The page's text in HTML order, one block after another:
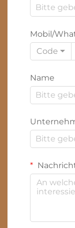
Mobil/
Code
Name